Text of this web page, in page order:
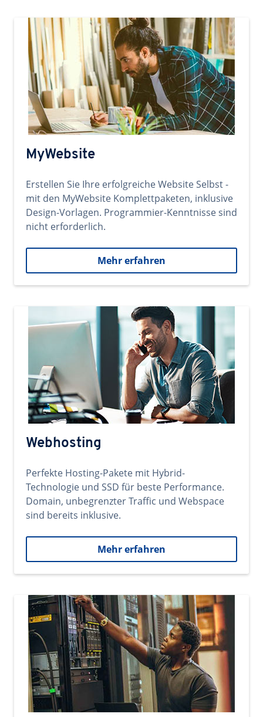
MyWebsite
Erstellen Sie Ihre erfolgreiche Website Selbst -
mit den MyWebsite Komplettpaketen, inklusive
Design-Vorlagen. Programmier-Kenntnisse sind
nicht erforderlich.
Mehr erfahren
Webhosting
Perfekte Hosting-Pakete mit Hybrid-
Technologie und SSD für beste Performance.
Domain, unbegrenzter Traffic und Webspace
sind bereits inklusive.
Mehr erfahren